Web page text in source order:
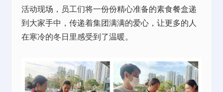
活动现场，员工们将一份份精心准备的素食餐盒递
到大家手中，传递着集团满满的爱心，让更多的人
在寒冷的冬日里感受到了温暖。